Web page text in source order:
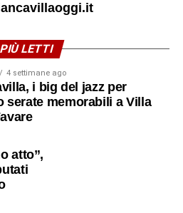
LETTI
4 settimane ago
i big del jazz per
serate memorabili a Villa
atto”,